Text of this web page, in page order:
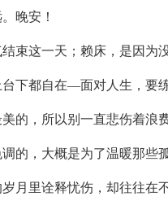
晚安！
束这一天；赖床，是因为
下都自在—面对人生，要
的，所以别一直悲伤着浪
的，大概是为了温暖那些
月里诠释忧伤，却往往在